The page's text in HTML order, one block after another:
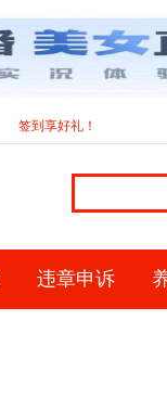
签到享好礼！
违章申诉